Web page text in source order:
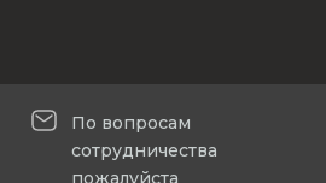
По вопросам
сотрудничества
пожалуйста